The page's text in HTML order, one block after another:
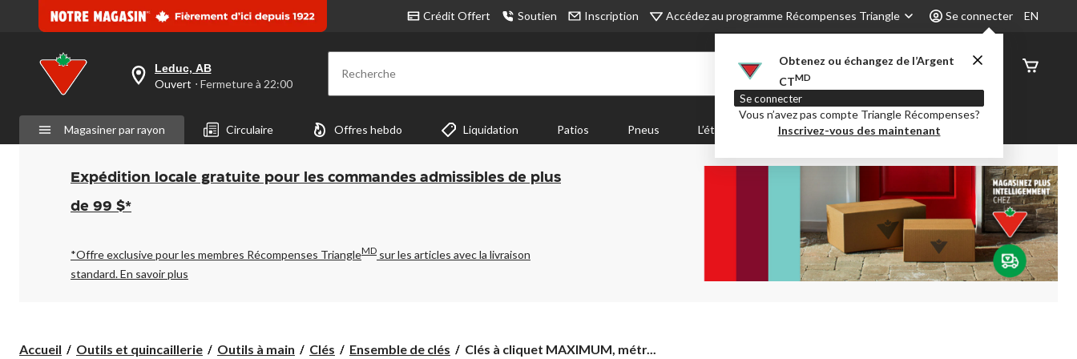
Crédit Offert Soutien Inscription Accédez au programme Récompenses Triangle Se connecter
Obtenez ou échangez de l’Argent
CTMD
Se connecter
Vous n’avez pas compte Triangle Récompenses?
Inscrivez-vous des maintenant
EN
votre
est
Leduc,
AB,
Ouvert,
Fermeture
à
pour
changer
Leduc, AB
Ouvert ⋅ Fermeture à 22:00 Recherche
État de
Magasiner par rayon Circulaire Offres hebdo Liquidation Patios Pneus L’été Party City Centre-auto
Expédition locale gratuite pour les commandes admissibles de plus
de 99 $*
*Offre exclusive pour les membres Récompenses TriangleMD sur les articles avec la livraison
standard.En savoir plus
Accueil Outils et quincaillerie Outils à main Clés Ensemble de clés
Clés
Clés à cliquet MAXIMUM, métr...